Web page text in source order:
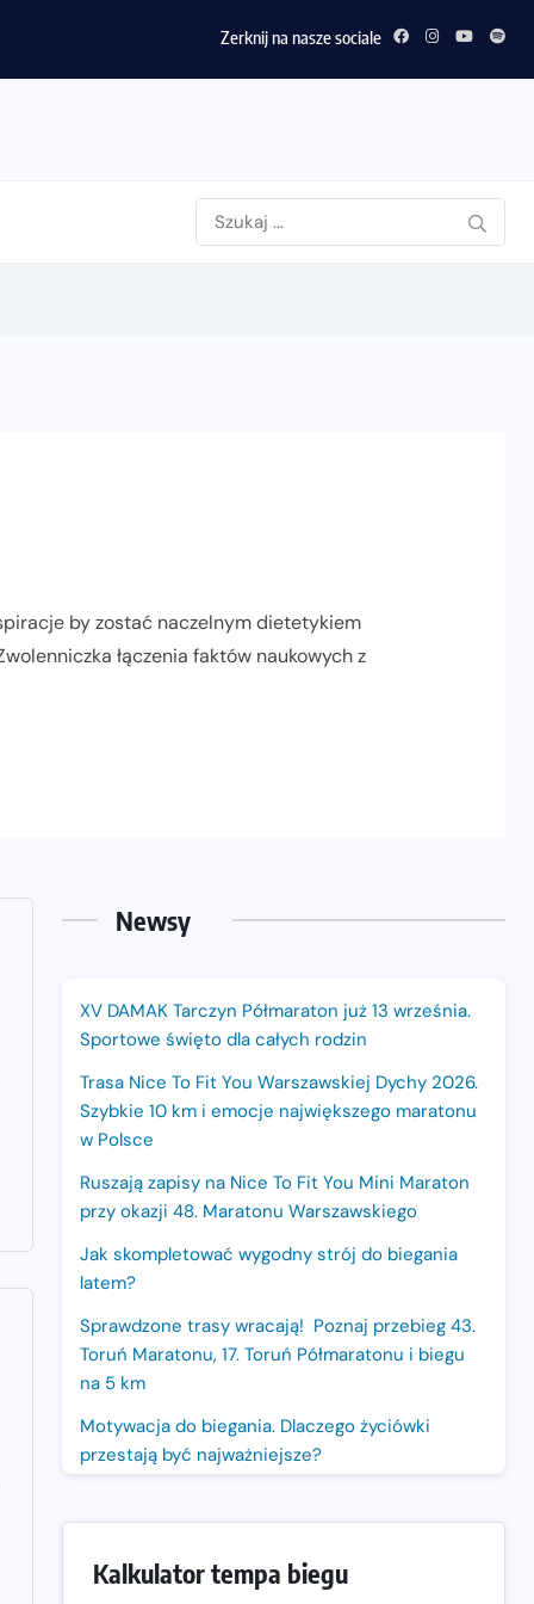
Zerknij na nasze sociale
by zostać naczelnym dietetykiem
łączenia faktów naukowych z
Newsy
XV DAMAK Tarczyn Półmaraton już 13 września.
Sportowe święto dla całych rodzin
Trasa Nice To Fit You Warszawskiej Dychy 2026.
Szybkie 10 km i emocje największego maratonu
w Polsce
Ruszają zapisy na Nice To Fit You Mini Maraton
przy okazji 48. Maratonu Warszawskiego
Jak skompletować wygodny strój do biegania
latem?
Sprawdzone trasy wracają! Poznaj przebieg 43.
Toruń Maratonu, 17. Toruń Półmaratonu i biegu
na 5 km
Motywacja do biegania. Dlaczego życiówki
przestają być najważniejsze?
edycja z rekordową pulą nagród i większym
Kalkulator tempa biegu